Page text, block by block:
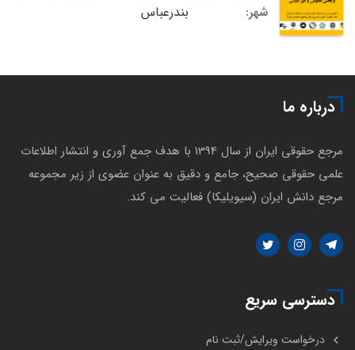
شهر:
بندرعباس
درباره ما
مرجع حقوقی ایران از سال 1394 با هدف جمع آوری و انتشار اطلاعات
علمی حقوقی صحیح، جامع و دقیق به عنوان عضوی از زیر مجموعه
مرجع دانش ایران (سیویلیکا) فعالیت می کند.
دسترسی سریع
درخواست ویرایش/ثبت نام